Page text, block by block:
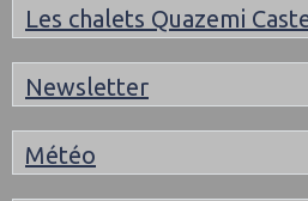
Les chalets Quazemi
Newsletter
Météo